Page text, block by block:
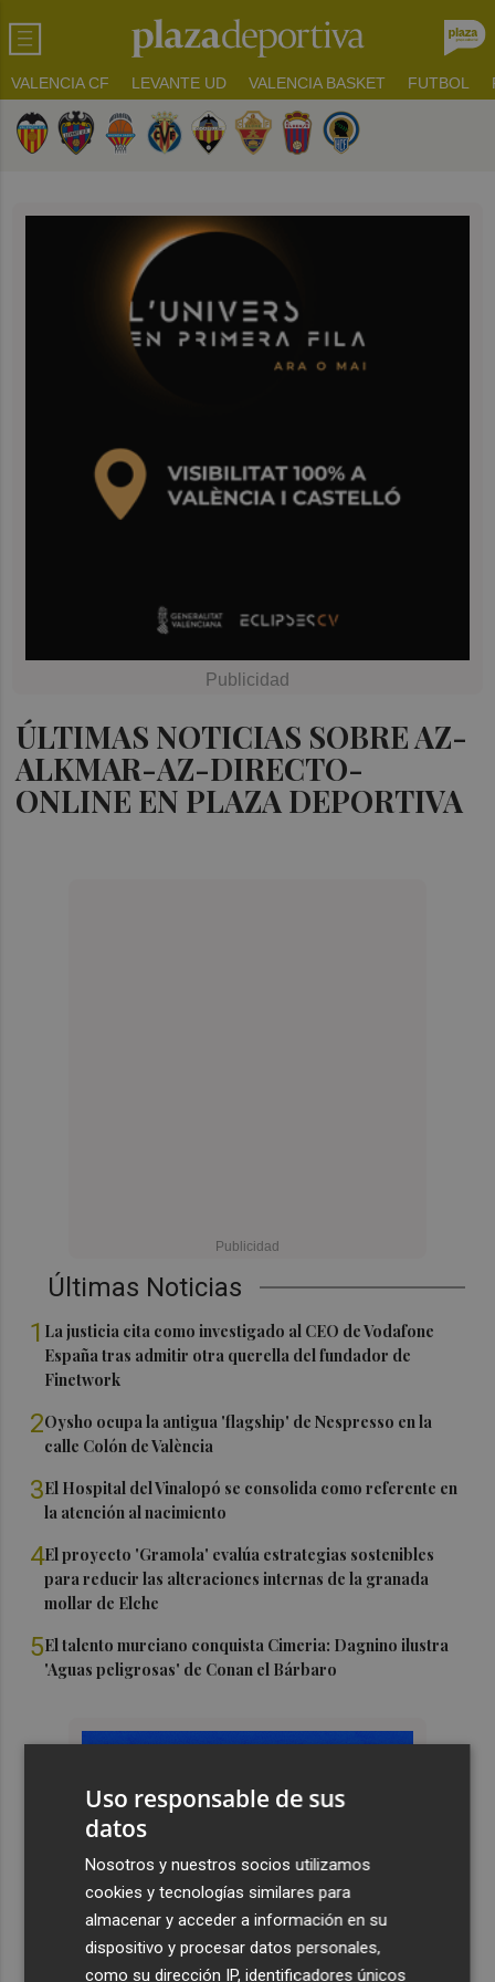
VALENCIA CF LEVANTE UD VALENCIA BASKET FUTBOL
ÚLTIMAS NOTICIAS SOBRE AZ-
ALKMAR-AZ-DIRECTO-
ONLINE EN PLAZA DEPORTIVA
Últimas Noticias
1 La justicia cita como investigado al CEO de Vodafone
España tras admitir otra querella del fundador de
Finetwork
2Oysho ocupa la antigua 'flagship' de Nespresso en la
calle Colón de València
3El Hospital del Vinalopó se consolida como referente en
la atención al nacimiento
4El proyecto 'Gramola' evalúa estrategias sostenibles
para reducir las alteraciones internas de la granada
mollar de Elche
5El talento murciano conquista Cimeria: Dagnino ilustra
'Aguas peligrosas' de Conan el Bárbaro
Uso responsable de sus
datos
Nosotros y nuestros socios utilizamos
cookies y tecnologías similares para
almacenar y acceder a información en su
dispositivo y procesar datos personales,
como su dirección IP, identificadores únicos